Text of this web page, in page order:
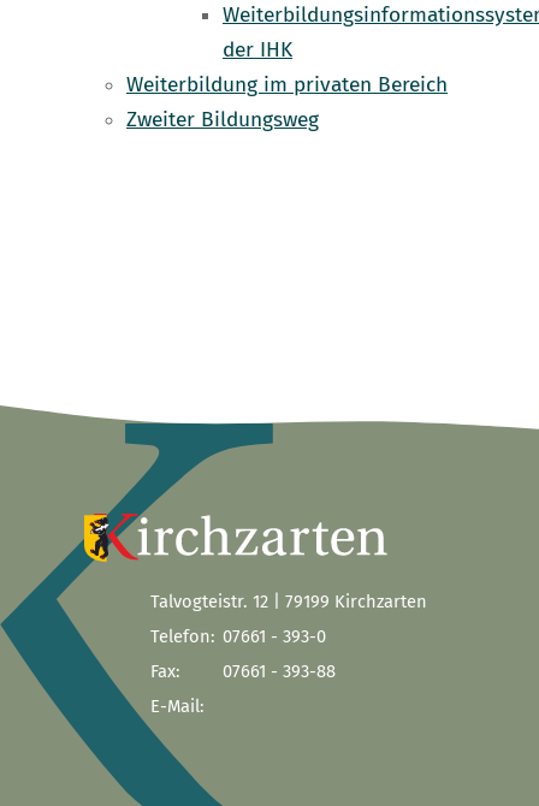
der IHK
Weiterbildung im privaten Bereich
Zweiter Bildungsweg
Talvogteistr. 12 | 79199 Kirchzarten
Telefon: 07661 - 393-0
Fax:
07661 - 393-88
E-Mail: